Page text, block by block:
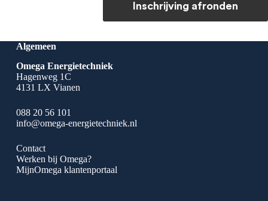
Inschrijving afronden
Algemeen
Omega Energietechniek
Hagenweg 1C
4131 LX Vianen
088 20 56 101
info@omega-energietechniek.nl
Contact
Werken bij Omega?
MijnOmega klantenportaal